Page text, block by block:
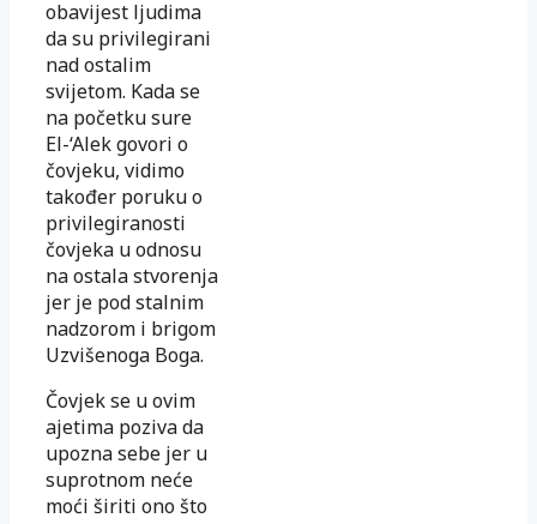
obavijest ljudima
da su ­privilegirani
nad ostalim
svijetom. Kada se
na početku sure
El-‘Alek go­vori o
čovjeku, vidimo
također poruku o
privilegiranosti
čovjeka u od­nosu
na ostala stvorenja
jer je pod stalnim
nadzorom i brigom
Uz­višenoga Boga.
Čovjek se u ovim
ajetima poziva da
upozna sebe jer u
suprotnom neće
moći širiti ono što